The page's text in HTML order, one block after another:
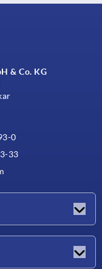
& Co. KG
0
33